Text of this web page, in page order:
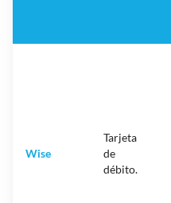
Wise
Tarjeta
de
débito.